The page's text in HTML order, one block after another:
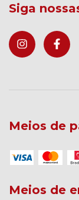
Siga
Meios de
Meios de